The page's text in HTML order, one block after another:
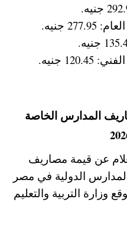
جنيه.
جنيه.
المدارس الخاصة
عن قيمة مصاريف
الدولية في مصر
موقع وزارة التربية والتعليم